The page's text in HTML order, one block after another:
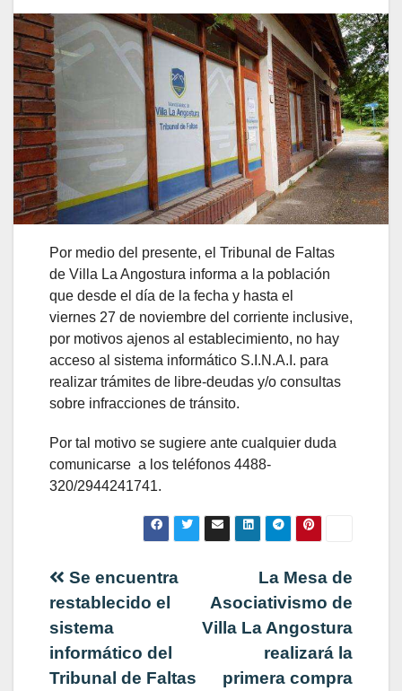
Por medio del presente, el Tribunal de Faltas
de Villa La Angostura informa a la población
que desde el día de la fecha y hasta el
viernes 27 de noviembre del corriente inclusive,
por motivos ajenos al establecimiento, no hay
acceso al sistema informático S.I.N.A.I. para
realizar trámites de libre-deudas y/o consultas
sobre infracciones de tránsito.
Por tal motivo se sugiere ante cualquier duda
comunicarse a los teléfonos 4488-
320/2944241741.
Navegación
de
entradas
La Mesa de
Asociativismo de
Villa La Angostura
realizará la
primera compra
Se encuentra
restablecido el
sistema
informático del
Tribunal de Faltas